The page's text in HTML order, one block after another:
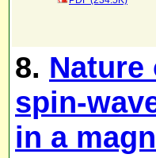
8. Nature
spin-
in a